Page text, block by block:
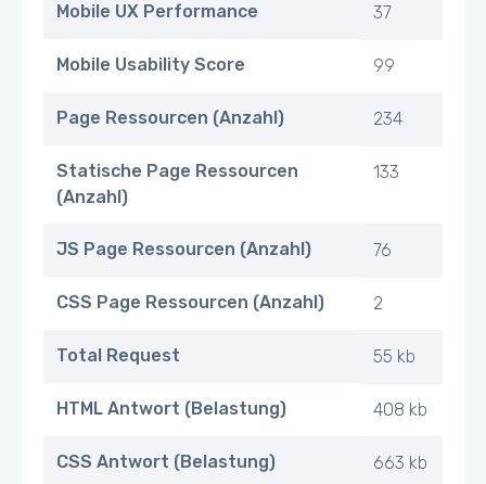
Mobile UX Performance 37
Mobile Usability Score 99
Page Ressourcen (Anzahl) 234
Statische Page Ressourcen
(Anzahl)
133
JS Page Ressourcen (Anzahl) 76
CSS Page Ressourcen (Anzahl) 2
Total Request 55 kb
HTML Antwort (Belastung) 408 kb
CSS Antwort (Belastung) 663 kb